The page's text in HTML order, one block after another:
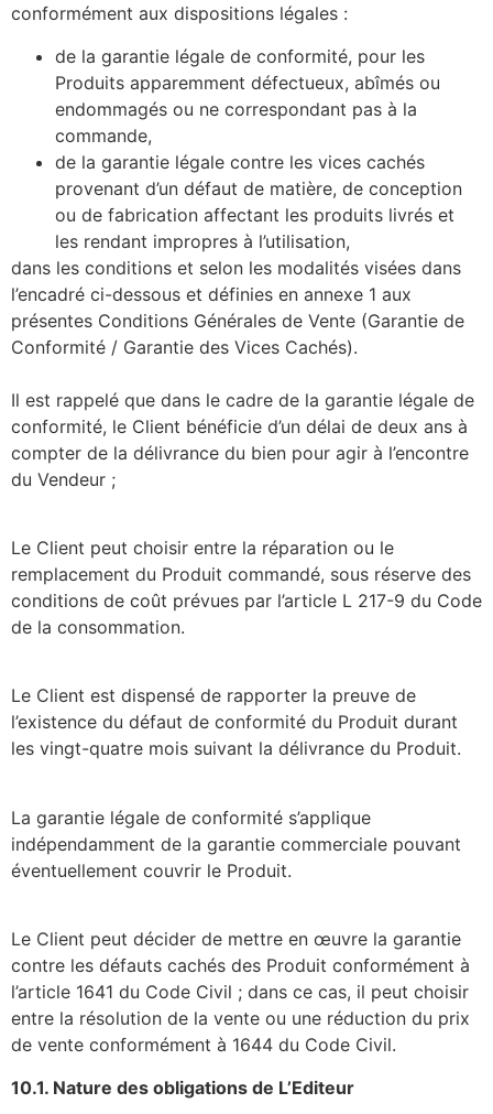
conformément aux dispositions légales :
de la garantie légale de conformité, pour les
Produits apparemment défectueux, abîmés ou
endommagés ou ne correspondant pas à la
commande,
de la garantie légale contre les vices cachés
provenant d’un défaut de matière, de conception
ou de fabrication affectant les produits livrés et
les rendant impropres à l’utilisation,
dans les conditions et selon les modalités visées dans
l’encadré ci-dessous et définies en annexe 1 aux
présentes Conditions Générales de Vente (Garantie de
Conformité / Garantie des Vices Cachés).
Il est rappelé que dans le cadre de la garantie légale de
conformité, le Client bénéficie d’un délai de deux ans à
compter de la délivrance du bien pour agir à l’encontre
du Vendeur ;
Le Client peut choisir entre la réparation ou le
remplacement du Produit commandé, sous réserve des
conditions de coût prévues par l’article L 217-9 du Code
de la consommation.
Le Client est dispensé de rapporter la preuve de
l’existence du défaut de conformité du Produit durant
les vingt-quatre mois suivant la délivrance du Produit.
La garantie légale de conformité s’applique
indépendamment de la garantie commerciale pouvant
éventuellement couvrir le Produit.
Le Client peut décider de mettre en œuvre la garantie
contre les défauts cachés des Produit conformément à
l’article 1641 du Code Civil ; dans ce cas, il peut choisir
entre la résolution de la vente ou une réduction du prix
de vente conformément à 1644 du Code Civil.
10.1. Nature des obligations de L’Editeur